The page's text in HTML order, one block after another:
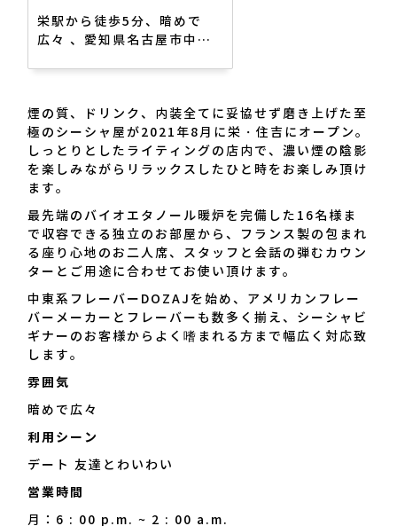
栄駅から徒歩5分、暗めで
広々 、愛知県名古屋市中区
上げた至極のシーシャ屋が
2021年8月に栄・住吉にオ
ープン。 しっとりとしたラ
イティングの店内で、濃い煙
の陰影を楽しみながらリラッ
クスしたひと時をお楽しみ頂
けます。 最先端のバイオエ
タノール暖炉を完備した16
名様まで収容できる独立のお
部屋から、フランス製の包ま
れる座り心地のお二人席、ス
タッフと会話の弾むカウンタ
ーとご用途に合わせてお使い
頂けます。 中東系フレーバ
ーDOZAJを始め、アメリカ
ーバーも数多く揃え、シーシ
ャビギナーのお客様からよく
します。｜Shisha Salon
SENSE（シーシャサロン セ
煙の質、ドリンク、内装全てに妥協せず磨き上げた至
極のシーシャ屋が2021年8月に栄・住吉にオープン。
しっとりとしたライティングの店内で、濃い煙の陰影
を楽しみながらリラックスしたひと時をお楽しみ頂け
ます。
最先端のバイオエタノール暖炉を完備した16名様ま
で収容できる独立のお部屋から、フランス製の包まれ
る座り心地のお二人席、スタッフと会話の弾むカウン
ターとご用途に合わせてお使い頂けます。
中東系フレーバーDOZAJを始め、アメリカンフレー
バーメーカーとフレーバーも数多く揃え、シーシャビ
ギナーのお客様からよく嗜まれる方まで幅広く対応致
します。
雰囲気
暗めで広々
利用シーン
デート 友達とわいわい
営業時間
月：6 : 00 p.m. ~ 2 : 00 a.m.